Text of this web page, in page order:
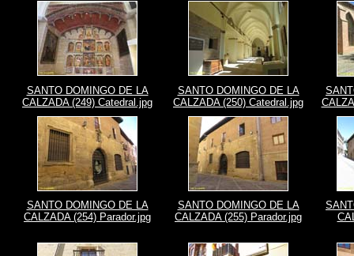
SANTO DOMINGO DE LA
CALZADA (249) Catedral.jpg
SANTO DOMINGO DE LA
CALZADA (250) Catedral.jpg
SANTO DOMINGO DE LA
CALZADA (254) Parador.jpg
SANTO DOMINGO DE LA
CALZADA (255) Parador.jpg